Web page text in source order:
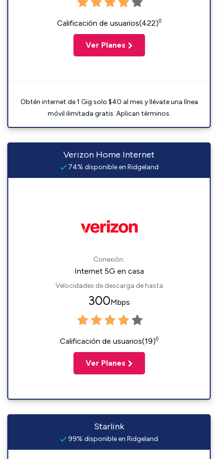
Calificación de usuarios(422)◊
Ver Planes
Obtén internet de 1 Gig solo $40 al mes y llévate una línea
móvil ilimitada gratis. Aplican términos.
Verizon Home Internet
74% disponible en Ridgeland
Conexión:
Internet 5G en casa
Velocidades de descarga de hasta
300Mbps
Calificación de usuarios(19)◊
Ver Planes
Starlink
99% disponible en Ridgeland